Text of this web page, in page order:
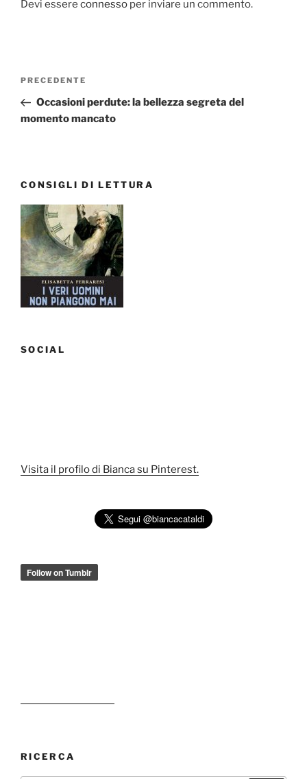
Devi essere connesso per inviare un commento.
Navigazione
Articolo
precedente:
PRECEDENTE
Occasioni perdute: la bellezza segreta del
momento mancato
CONSIGLI DI LETTURA
SOCIAL
Visita il profilo di Bianca su Pinterest.
RICERCA